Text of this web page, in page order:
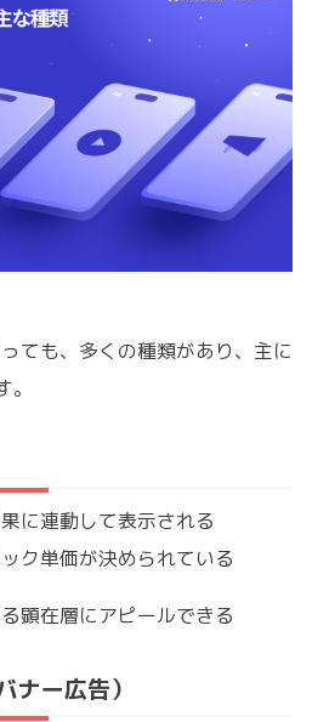
ても、多くの種類があり、主に
に連動して表示される
ク単価が決められている
顕在層にアピールできる
ナー広告）